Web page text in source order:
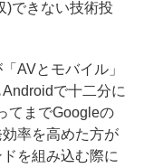
)できない技術投
AVとモバイル」
で十二分に
てまでGoogleの
率を高めた方が
を組み込む際に